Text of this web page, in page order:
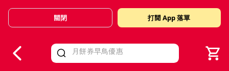
Valid Until 30 June 2026
關閉 打開 App 落單